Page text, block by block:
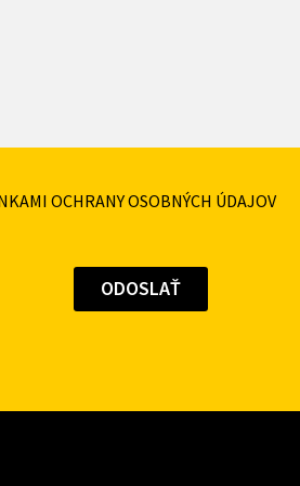
OCHRANY OSOBNÝCH ÚDAJOV